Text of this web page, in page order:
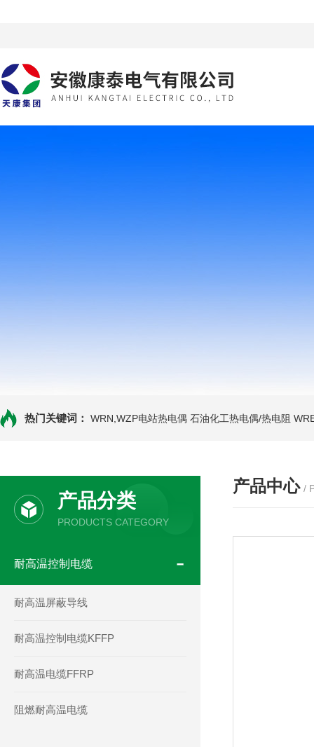
热门关键词： WRN,WZP电站热电偶 石油化工热电偶/热电阻
产品分类
PRODUCTS CATEGORY
耐高温控制电缆
耐高温屏蔽导线
耐高温控制电缆KFFP
耐高温电缆FFRP
阻燃耐高温电缆
产品中心 /